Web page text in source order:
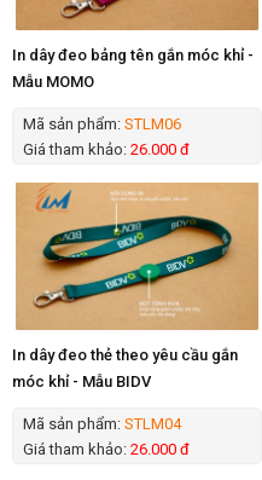
In dây đeo bảng tên gắn móc khỉ -
Mẫu MOMO
Mã sản phẩm: STLM06
Giá tham khảo: 26.000 đ
In dây đeo thẻ theo yêu cầu gắn
móc khỉ - Mẫu BIDV
Mã sản phẩm: STLM04
Giá tham khảo: 26.000 đ